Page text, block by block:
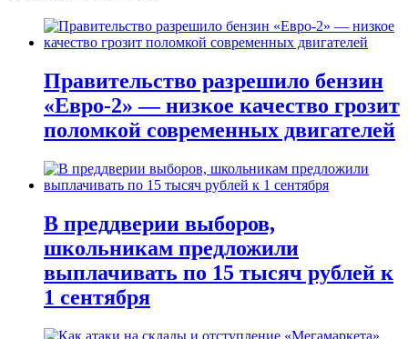
Правительство разрешило бензин
«Евро-2» — низкое качество грозит
поломкой современных двигателей
В преддверии выборов,
школьникам предложили
выплачивать по 15 тысяч рублей к
1 сентября